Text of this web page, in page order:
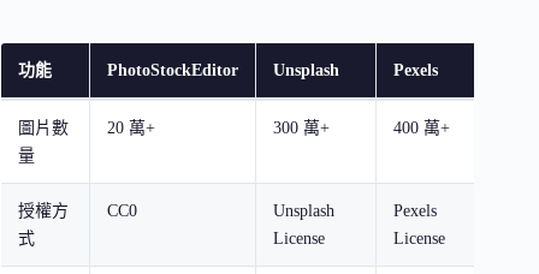
功能 PhotoStockEditor Unsplash Pexels
圖片數
量
20 萬+ 300 萬+ 400 萬+
授權方
式
CC0
Unsplash
License
Pexels
License